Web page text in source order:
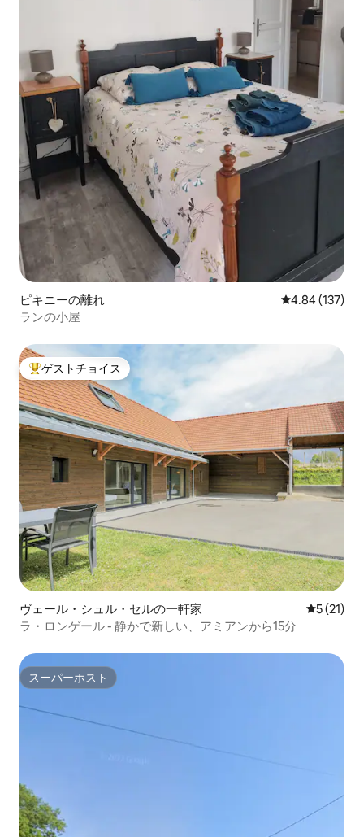
ピキニーの離れ レビュー137
4.84 (137)
ランの小屋
大好評のゲストチョイスです。
ゲストチョイス
ヴェール・シュル・セルの一軒家 レビュー
5 (21)
ラ・ロンゲール - 静かで新しい、アミアンから15分
スーパーホスト
スーパーホスト